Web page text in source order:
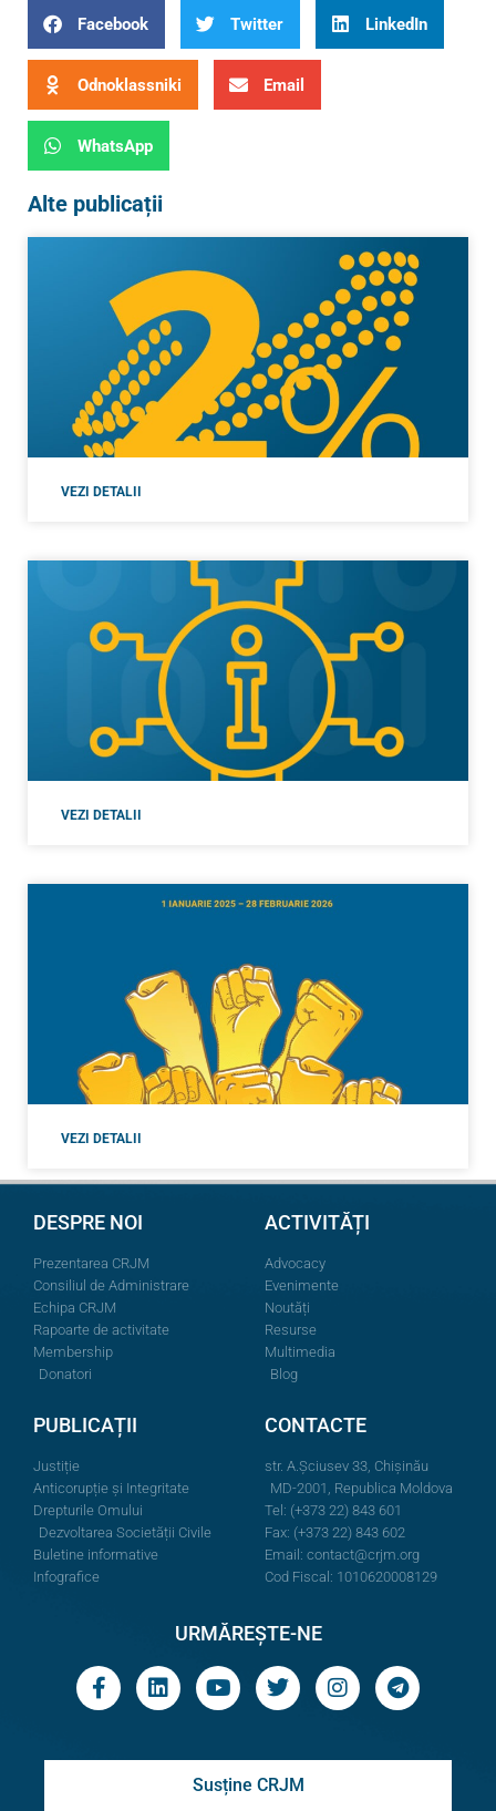
Facebook Twitter LinkedIn
Odnoklassniki Email
WhatsApp
Alte publicații
VEZI DETALII
VEZI DETALII
VEZI DETALII
DESPRE NOI
Prezentarea CRJM
Consiliul de Administrare
Echipa CRJM
Rapoarte de activitate
Membership
Donatori
ACTIVITĂȚI
Advocacy
Evenimente
Noutăți
Resurse
Multimedia
Blog
PUBLICAȚII
Justiție
Anticorupție și Integritate
Drepturile Omului
Dezvoltarea Societății Civile
Buletine informative
Infografice
CONTACTE
str. A.Şciusev 33, Chișinău
MD-2001, Republica Moldova
Tel: (+373 22) 843 601
Fax: (+373 22) 843 602
Email: contact@crjm.org
Cod Fiscal: 1010620008129
URMĂREȘTE-NE
Susține CRJM